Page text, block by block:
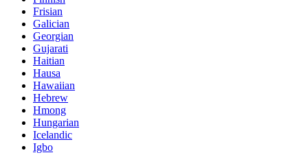
Frisian
Galician
Georgian
Gujarati
Haitian
Hausa
Hawaiian
Hebrew
Hmong
Hungarian
Icelandic
Igbo